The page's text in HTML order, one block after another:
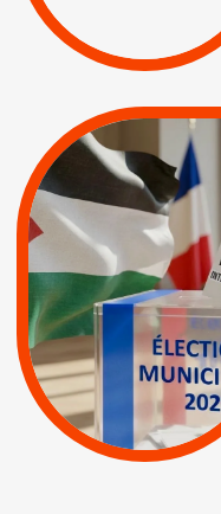
| Actus Pétitions
MUNICIPALES 2026 :
JE VOTE POUR LE
RESPECT DU DROIT
INTERNATIONAL EN
PALESTINE
APPELS | Actus |
Espaces Sans
Apartheid
| Lettres d'interpellation
Pétitions